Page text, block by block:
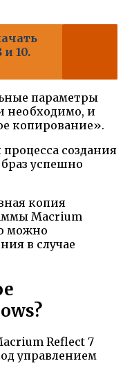
и 10.
параметры
необходимо, и
копирование».
создания
успешно
копия
Macrium
можно
в случае
Reflect 7
управлением